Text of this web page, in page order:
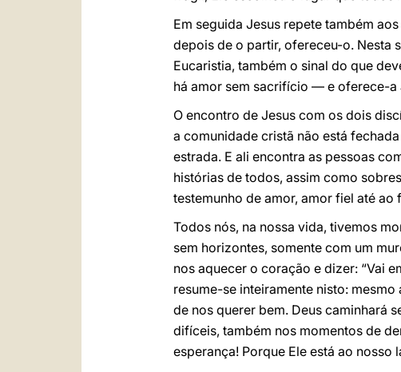
Em seguida Jesus repete também
depois de o partir, ofereceu-o. Nesta
Eucaristia, também o sinal do que
há amor sem sacrifício — e oferece-
O encontro de Jesus com os dois
a comunidade cristã não está
estrada. E ali encontra as pessoas
histórias de todos, assim como
testemunho de amor, amor fiel até
Todos nós, na nossa vida, tivemos
sem horizontes, somente com um
nos aquecer o coração e dizer: “Vai
resume-se inteiramente nisto:
de nos querer bem. Deus caminhará
difíceis, também nos momentos de
esperança! Porque Ele está ao